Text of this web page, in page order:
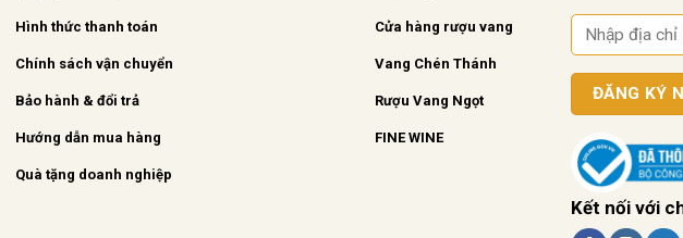
Hình thức thanh toán
Chính sách vận chuyển
Bảo hành & đổi trả
Hướng dẫn mua hàng
Quà tặng doanh nghiệp
Cửa hàng rượu vang
Vang Chén Thánh
Rượu Vang Ngọt
FINE WINE
Kết nối với